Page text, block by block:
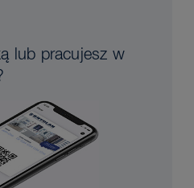
lub pracujesz w